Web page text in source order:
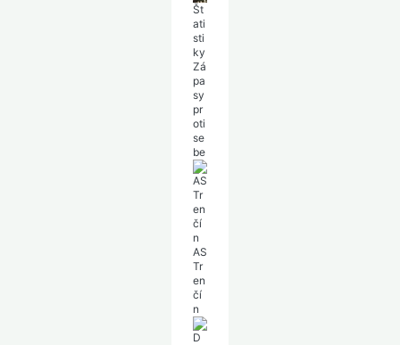
Št
ati
sti
ky
Zá
pa
sy
pr
oti
se
be
AS
Tr
en
čí
n